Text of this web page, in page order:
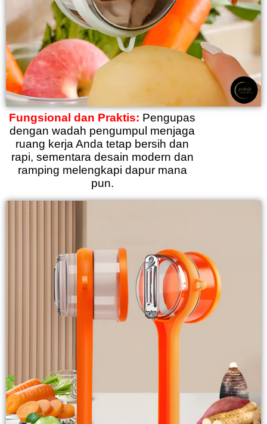
Fungsional dan Praktis: Pengupas
dengan wadah pengumpul menjaga
ruang kerja Anda tetap bersih dan
rapi, sementara desain modern dan
ramping melengkapi dapur mana
pun.